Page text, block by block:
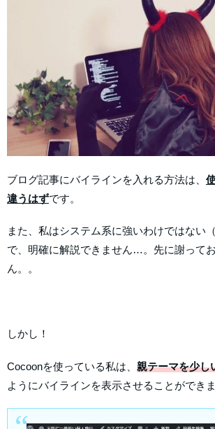
ブログ記事にバイラインを入れる方法は、
違うはずです。
また、私はシステム系に強いわけではない
で、明確に解説できません…。先に謝って
ん。。
しかし！
Cocoonを使っている私は、 親テーマを少し
ようにバイラインを表示させることができま